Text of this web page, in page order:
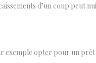
d’un coup peut
exemple opter pour un